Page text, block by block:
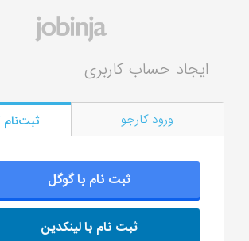
ایجاد حساب کاربری
ورود کارجو ثبت‌‌نام
ثبت نام با گوگل
ثبت نام با لینکدین